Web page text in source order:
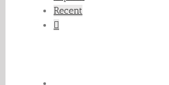
Recent